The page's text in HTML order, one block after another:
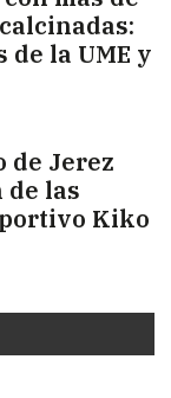
la UME y
de Jerez
de las
Kiko